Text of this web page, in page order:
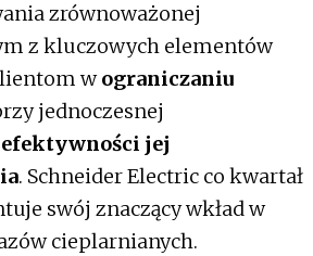
zrównoważonej
z kluczowych elementów
wograniczaniu
jednoczesnej
jej
. Schneider Electric co kwartał
swój znaczący wkład w
cieplarnianych.